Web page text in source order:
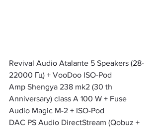
Revival Audio Atalante 5 Speakers (28-
22000 Гц) + VooDoo ISO-Pod
Amp Shengya 238 mk2 (30 th
Anniversary) class A 100 W + Fuse
Audio Magic M-2 + ISO-Pod
DAC PS Audio DirectStream (Qobuz +